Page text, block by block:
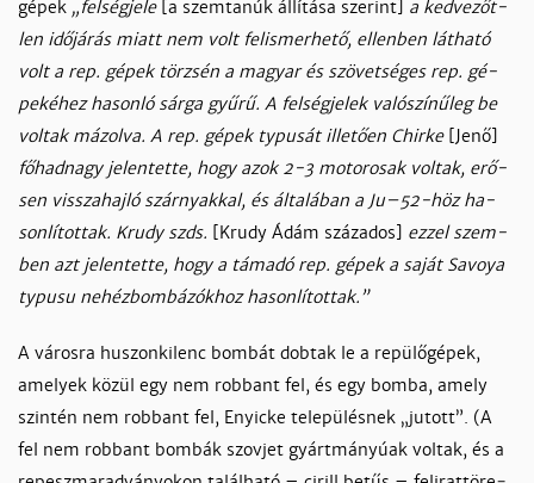
gé­pek „fel­ség­je­le [a szem­ta­núk ál­lí­tá­sa sze­rint] a ked­ve­zőt­
len idő­já­rás miatt nem volt felis­mer­he­tő, el­len­ben lát­ha­tó
volt a rep. gé­pek tör­zsén a ma­gyar és szö­vet­sé­ges rep. gé­
pe­ké­hez ha­son­ló sár­ga gyű­rű. A fel­ség­je­lek va­ló­szí­nű­leg be
vol­tak má­zol­va. A rep. gé­pek typu­sát il­le­tően Chir­ke [Je­nő]
fő­had­nagy je­len­tet­te, hogy azok 2-3 mo­to­ro­sak vol­tak, erő­
sen vissza­haj­ló szár­nyak­kal, és ál­ta­lá­ban a Ju–52-höz ha­
son­lí­tot­tak. Kru­dy szds. [Kru­dy Ádám szá­za­dos] ez­zel szem­
ben azt je­len­tet­te, hogy a tá­ma­dó rep. gé­pek a sa­ját Sa­vo­ya
typu­su ne­héz­bom­bá­zók­hoz ha­son­lí­tot­tak.”
A vá­ros­ra hu­szon­ki­lenc bom­bát dob­tak le a re­pü­lő­gé­pek,
ame­lyek kö­zül egy nem rob­bant fel, és egy bom­ba, amely
szin­tén nem rob­bant fel, Enyi­cke te­le­pü­lés­nek „ju­tott”. (A
fel nem rob­bant bom­bák szov­jet gyárt­má­nyúak vol­tak, és a